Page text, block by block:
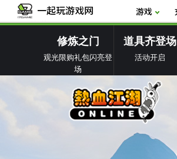
修炼之门
观光限购礼包闪亮登
场
道具齐登场
活动开启